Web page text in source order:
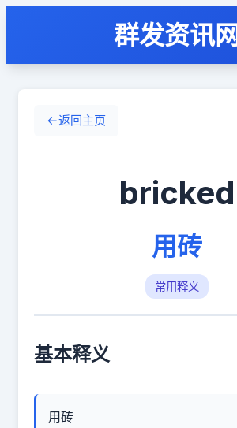
群发资讯网
←返回主页
bricked
用砖
常用释义
基本释义
用砖